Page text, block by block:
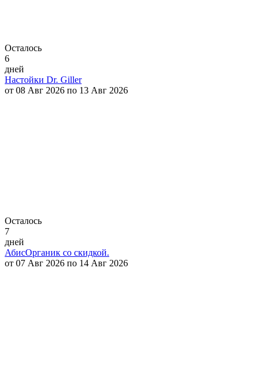
Осталось
6
дней
Настойки Dr. Giller
от 08 Авг 2026 по 13 Авг 2026
Осталось
7
дней
АбисОрганик со скидкой.
от 07 Авг 2026 по 14 Авг 2026